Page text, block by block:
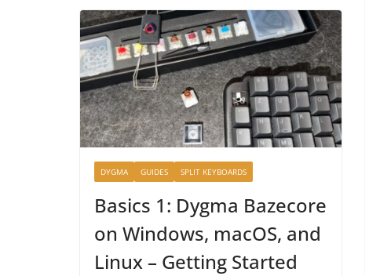
DYGMA GUIDES SPLIT KEYBOARDS
Basics 1: Dygma Bazecore
on Windows, macOS, and
Linux – Getting Started